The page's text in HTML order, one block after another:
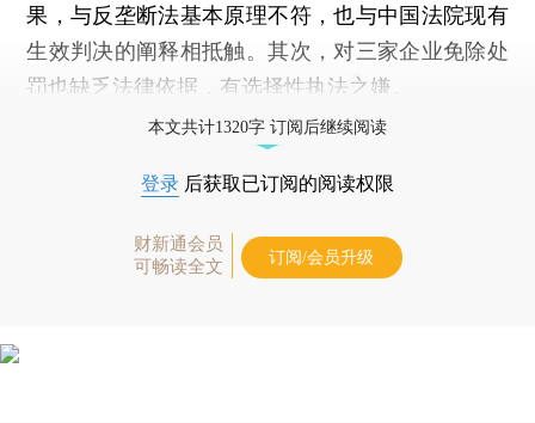
果，与反垄断法基本原理不符，也与中国法院现有
生效判决的阐释相抵触。其次，对三家企业免除处
罚也缺乏法律依据，有选择性执法之嫌。
本文共计1320字 订阅后继续阅读
登录 后获取已订阅的阅读权限
财新通会员
可畅读全文
订阅/会员升级